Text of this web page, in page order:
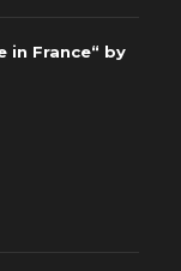
in France“ by